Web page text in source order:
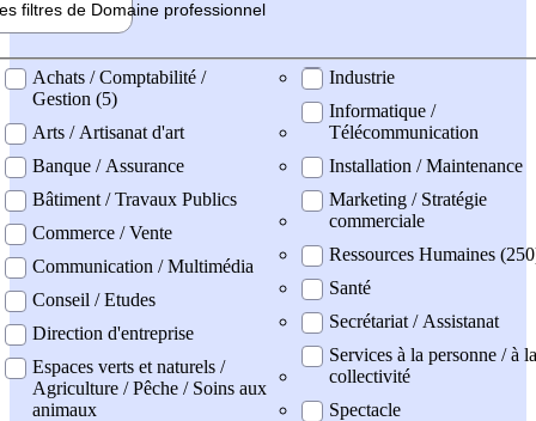
filtres de Domaine professionnel
professionel
Achats / Comptabilité /
Gestion (5)
Arts / Artisanat d'art
Banque / Assurance
Bâtiment / Travaux Publics
Commerce / Vente
Communication / Multimédia
Conseil / Etudes
Direction d'entreprise
Espaces verts et naturels /
Agriculture / Pêche / Soins aux
animaux
Industrie
Informatique /
Télécommunication
Installation / Maintenance
Marketing / Stratégie
commerciale
Ressources Humaines
Santé
Secrétariat / Assistanat
Services à la personne / à la
collectivité
Spectacle